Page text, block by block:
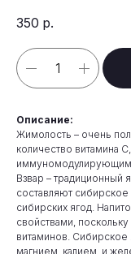
350 р.
Описание:
Жимолость – очень
количество витамина
Взвар – традиционный
составляют
сибирских ягод.
свойствами,
витаминов. Сибирское
магнием, калием, и